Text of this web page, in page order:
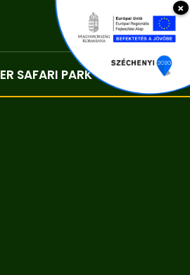
SAFARI PARK Kapcsolat
×